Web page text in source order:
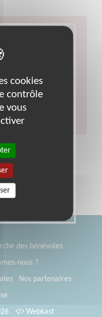
votre
et comptable
:Loiret
et/ou remplacer
votre département.
des bénévoles
nous ?
Nos partenaires
Webkast
cookies
contrôle
vous